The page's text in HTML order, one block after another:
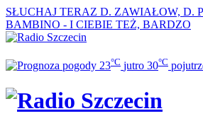
SŁUCHAJ TERAZ D. ZAWIAŁOW, D.
BAMBINO - I CIEBIE TEŻ, BARDZO
23°C jutro 30°C